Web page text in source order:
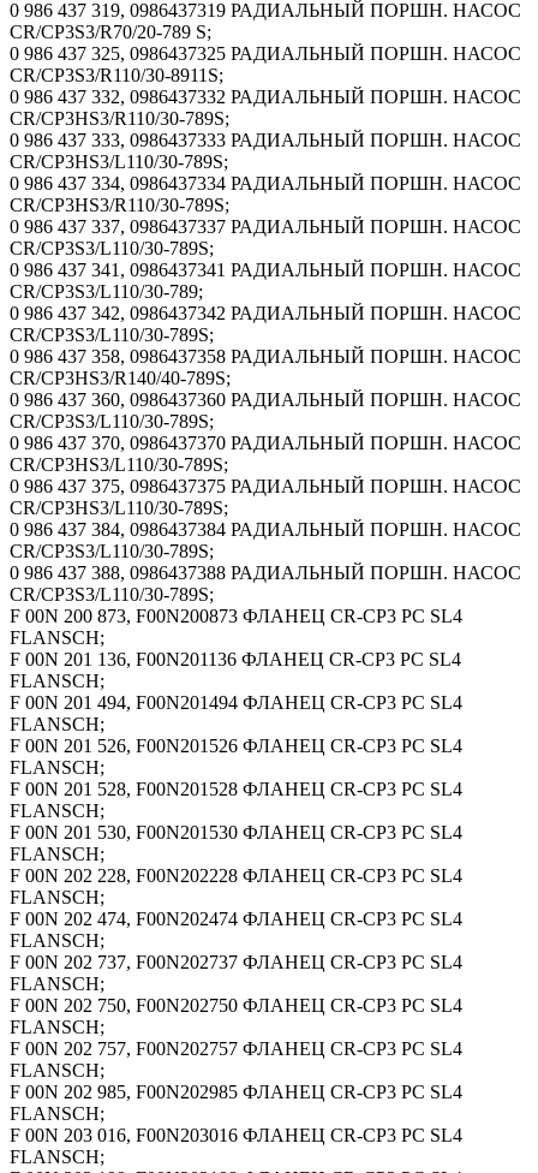
0 986 437 319, 0986437319 РАДИАЛЬНЫЙ ПОРШН. НАСОС
CR/CP3S3/R70/20-789 S;
0 986 437 325, 0986437325 РАДИАЛЬНЫЙ ПОРШН. НАСОС
CR/CP3S3/R110/30-8911S;
0 986 437 332, 0986437332 РАДИАЛЬНЫЙ ПОРШН. НАСОС
CR/CP3HS3/R110/30-789S;
0 986 437 333, 0986437333 РАДИАЛЬНЫЙ ПОРШН. НАСОС
CR/CP3HS3/L110/30-789S;
0 986 437 334, 0986437334 РАДИАЛЬНЫЙ ПОРШН. НАСОС
CR/CP3HS3/R110/30-789S;
0 986 437 337, 0986437337 РАДИАЛЬНЫЙ ПОРШН. НАСОС
CR/CP3S3/L110/30-789S;
0 986 437 341, 0986437341 РАДИАЛЬНЫЙ ПОРШН. НАСОС
CR/CP3S3/L110/30-789;
0 986 437 342, 0986437342 РАДИАЛЬНЫЙ ПОРШН. НАСОС
CR/CP3S3/L110/30-789S;
0 986 437 358, 0986437358 РАДИАЛЬНЫЙ ПОРШН. НАСОС
CR/CP3HS3/R140/40-789S;
0 986 437 360, 0986437360 РАДИАЛЬНЫЙ ПОРШН. НАСОС
CR/CP3S3/L110/30-789S;
0 986 437 370, 0986437370 РАДИАЛЬНЫЙ ПОРШН. НАСОС
CR/CP3HS3/L110/30-789S;
0 986 437 375, 0986437375 РАДИАЛЬНЫЙ ПОРШН. НАСОС
CR/CP3HS3/L110/30-789S;
0 986 437 384, 0986437384 РАДИАЛЬНЫЙ ПОРШН. НАСОС
CR/CP3S3/L110/30-789S;
0 986 437 388, 0986437388 РАДИАЛЬНЫЙ ПОРШН. НАСОС
CR/CP3S3/L110/30-789S;
F 00N 200 873, F00N200873 ФЛАНЕЦ CR-CP3 PC SL4
FLANSCH;
F 00N 201 136, F00N201136 ФЛАНЕЦ CR-CP3 PC SL4
FLANSCH;
F 00N 201 494, F00N201494 ФЛАНЕЦ CR-CP3 PC SL4
FLANSCH;
F 00N 201 526, F00N201526 ФЛАНЕЦ CR-CP3 PC SL4
FLANSCH;
F 00N 201 528, F00N201528 ФЛАНЕЦ CR-CP3 PC SL4
FLANSCH;
F 00N 201 530, F00N201530 ФЛАНЕЦ CR-CP3 PC SL4
FLANSCH;
F 00N 202 228, F00N202228 ФЛАНЕЦ CR-CP3 PC SL4
FLANSCH;
F 00N 202 474, F00N202474 ФЛАНЕЦ CR-CP3 PC SL4
FLANSCH;
F 00N 202 737, F00N202737 ФЛАНЕЦ CR-CP3 PC SL4
FLANSCH;
F 00N 202 750, F00N202750 ФЛАНЕЦ CR-CP3 PC SL4
FLANSCH;
F 00N 202 757, F00N202757 ФЛАНЕЦ CR-CP3 PC SL4
FLANSCH;
F 00N 202 985, F00N202985 ФЛАНЕЦ CR-CP3 PC SL4
FLANSCH;
F 00N 203 016, F00N203016 ФЛАНЕЦ CR-CP3 PC SL4
FLANSCH;